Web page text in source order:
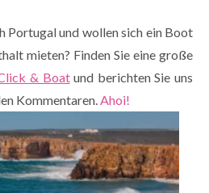
Portugal und wollen sich ein Boot
mieten? Finden Sie eine große
& Boatund berichten Sie uns
Kommentaren.Ahoi!